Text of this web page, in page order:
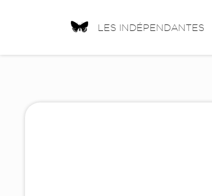
LES INDÉPENDANTES